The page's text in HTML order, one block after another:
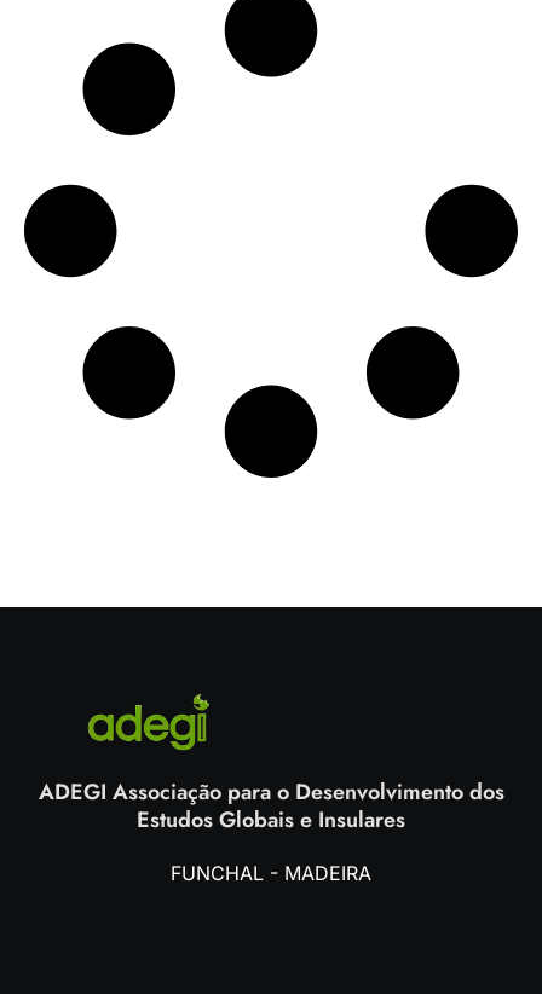
ADEGI Associação para o Desenvolvimento dos
Estudos Globais e Insulares
FUNCHAL - MADEIRA